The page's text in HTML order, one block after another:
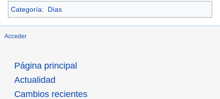
Categoría: Días
Acceder
Página principal
Actualidad
Cambios recientes